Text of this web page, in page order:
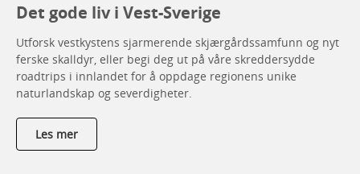
Det gode liv i Vest-Sverige
Utforsk vestkystens sjarmerende skjærgårdssamfunn og nyt
ferske skalldyr, eller begi deg ut på våre skreddersydde
roadtrips i innlandet for å oppdage regionens unike
naturlandskap og severdigheter.
Les mer